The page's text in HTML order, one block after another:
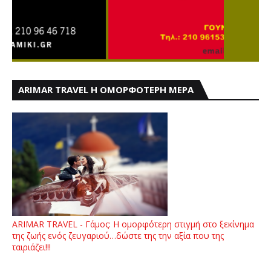
ARIMAR TRAVEL Η ΟΜΟΡΦΟΤΕΡΗ ΜΕΡΑ
ARIMAR TRAVEL - Γάμος: Η ομορφότερη στιγμή στο ξεκίνημα
της ζωής ενός ζευγαριού…δώστε της την αξία που της
ταιριάζει!!!